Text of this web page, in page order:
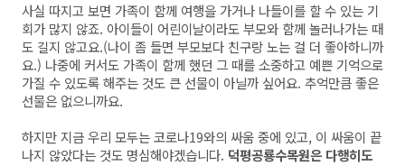
사실 따지고 보면 가족이 함께 여행을 가거나 나들이를 할 수 있는 기
회가 많지 않죠. 아이들이 어린이날이라도 부모와 함께 놀러나가는 때
도 길지 않고요.(나이 좀 들면 부모보다 친구랑 노는 걸 더 좋아하니까
요.) 나중에 커서도 가족이 함께 했던 그 때를 소중하고 예쁜 기억으로
가질 수 있도록 해주는 것도 큰 선물이 아닐까 싶어요. 추억만큼 좋은
선물은 없으니까요.
하지만 지금 우리 모두는 코로나19와의 싸움 중에 있고, 이 싸움이 끝
나지 않았다는 것도 명심해야겠습니다. 덕평공룡수목원은 다행히도